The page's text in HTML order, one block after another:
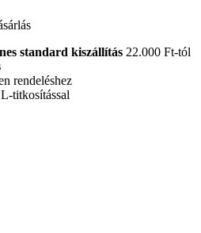
standard kiszállítás 22.000 Ft-tól
rendeléshez
titkosítással